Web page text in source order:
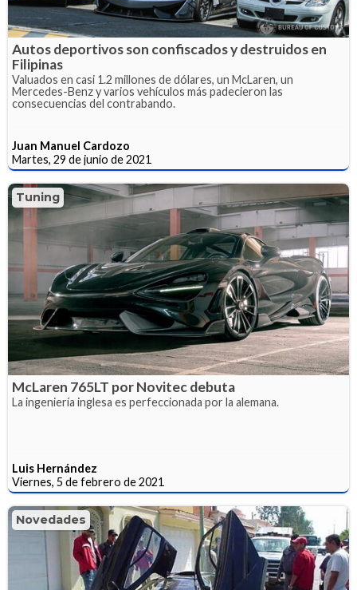
Autos deportivos son confiscados y destruidos en
Filipinas
Valuados en casi 1.2 millones de dólares, un McLaren, un
Mercedes-Benz y varios vehículos más padecieron las
consecuencias del contrabando.
Juan Manuel Cardozo
Martes, 29 de junio de 2021
Tuning
McLaren 765LT por Novitec debuta
La ingeniería inglesa es perfeccionada por la alemana.
Luis Hernández
Viernes, 5 de febrero de 2021
Novedades